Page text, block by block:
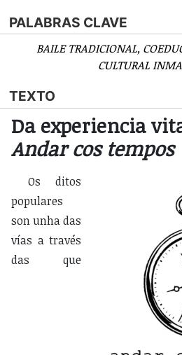
PALABRAS CLAVE
BAILE TRADICIONAL
CULTURAL
TEXTO
Da experiencia
Andar cos tempos
Os ditos
populares
son unha das
vías a través
das que